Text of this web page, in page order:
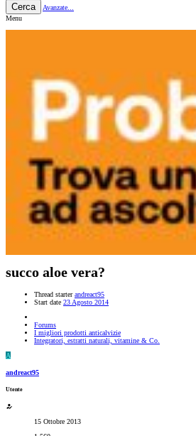
Cerca
Avanzate...
Menu
succo aloe vera?
Thread starter andreact95
Start date 23 Agosto 2014
Forums
I migliori prodotti anticalvizie
Integratori, estratti naturali, vitamine & Co.
A
andreact95
Utente
15 Ottobre 2013